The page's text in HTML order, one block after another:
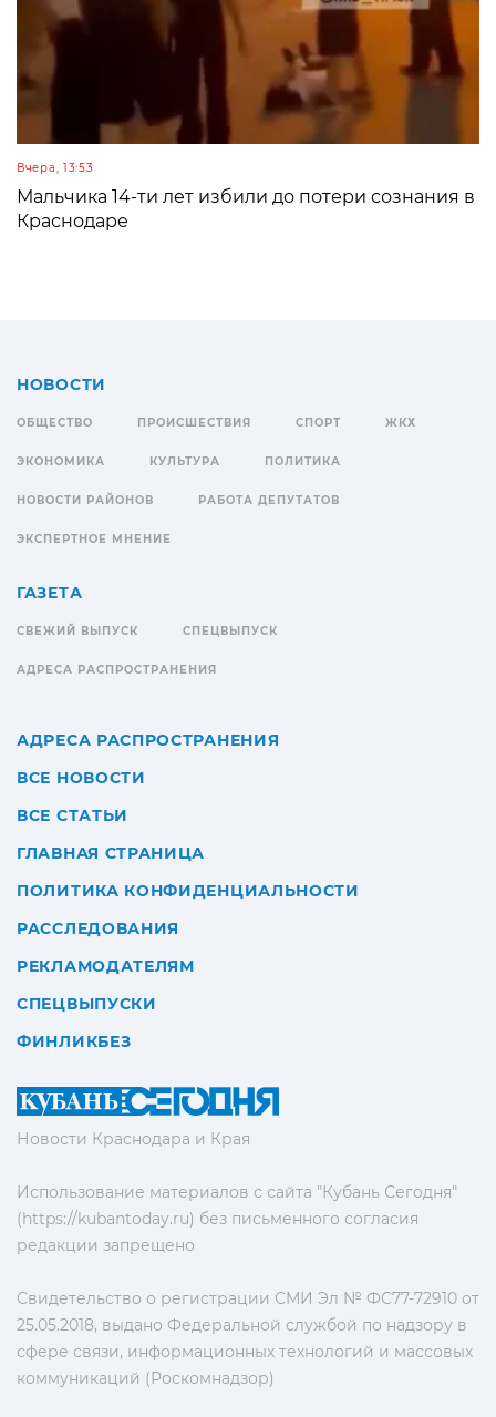
Вчера, 13:53
Мальчика 14-ти лет избили до потери сознания в
Краснодаре
Новости Краснодара и Края
Использование материалов с сайта "Кубань Сегодня"
(https://kubantoday.ru) без письменного согласия
редакции запрещено
Свидетельство о регистрации СМИ Эл № ФС77-72910 от
25.05.2018, выдано Федеральной службой по надзору в
сфере связи, информационных технологий и массовых
коммуникаций (Роскомнадзор)
НОВОСТИ
ОБЩЕСТВО ПРОИСШЕСТВИЯ СПОРТ ЖКХ
ЭКОНОМИКА КУЛЬТУРА ПОЛИТИКА
НОВОСТИ РАЙОНОВ РАБОТА ДЕПУТАТОВ
ЭКСПЕРТНОЕ МНЕНИЕ
ГАЗЕТА
СВЕЖИЙ ВЫПУСК СПЕЦВЫПУСК
АДРЕСА РАСПРОСТРАНЕНИЯ
АДРЕСА РАСПРОСТРАНЕНИЯ
ВСЕ НОВОСТИ
ВСЕ СТАТЬИ
ГЛАВНАЯ СТРАНИЦА
ПОЛИТИКА КОНФИДЕНЦИАЛЬНОСТИ
РАССЛЕДОВАНИЯ
РЕКЛАМОДАТЕЛЯМ
СПЕЦВЫПУСКИ
ФИНЛИКБЕЗ